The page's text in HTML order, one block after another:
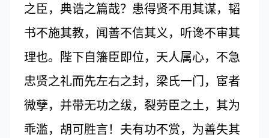
之臣，典诰之篇哉？患得贤不用其谋，韬
书不施其教，闻善不信其义，听谗不审其
理也。陛下自籓臣即位，天人属心，不急
忠贤之礼而先左右之封，梁氏一门，宦者
微孽，并带无功之绂，裂劳臣之土，其为
乖滥，胡可胜言！夫有功不赏，为善失其